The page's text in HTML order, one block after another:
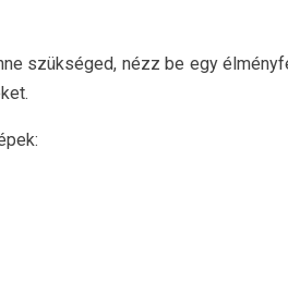
szükséged, nézz be egy